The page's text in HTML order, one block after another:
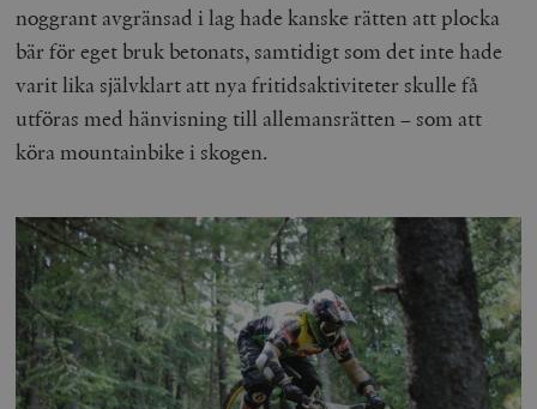
noggrant avgränsad i lag hade kanske rätten att plocka
bär för eget bruk betonats, samtidigt som det inte hade
varit lika självklart att nya fritidsaktiviteter skulle få
utföras med hänvisning till allemansrätten – som att
köra mountainbike i skogen.